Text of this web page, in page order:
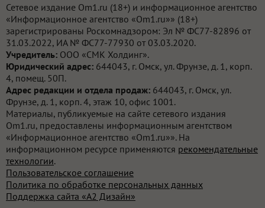
Сетевое издание Om1.ru (18+) и информационное агентство
«Информационное агентство «Om1.ru»» (18+)
зарегистрированы Роскомнадзором: Эл № ФС77-82896 от
31.03.2022, ИА № ФС77-77930 от 03.03.2020.
Учредитель: ООО «СМК Холдинг».
Юридический адрес: 644043, г. Омск, ул. Фрунзе, д. 1, корп.
4, помещ. 50П.
Адрес редакции и отдела продаж: 644043, г. Омск, ул.
Фрунзе, д. 1, корп. 4, этаж 10, офис 1001.
Материалы, публикуемые на сайте сетевого издания
Om1.ru, предоставлены информационным агентством
«Информационное агентство «Om1.ru»». На
информационном ресурсе применяются рекомендательные
технологии.
Пользовательское соглашение
Политика по обработке персональных данных
Поддержка сайта «А2 Дизайн»